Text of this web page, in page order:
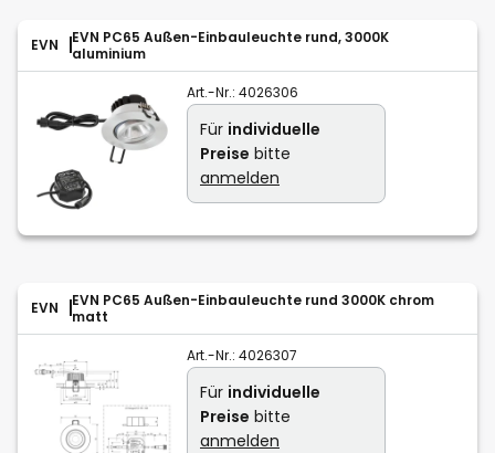
EVN
EVN PC65 Außen-Einbauleuchte rund, 3000K
aluminium
Art.-Nr.: 4026306
Für individuelle
Preise bitte
anmelden
EVN
EVN PC65 Außen-Einbauleuchte rund 3000K chrom
matt
Art.-Nr.: 4026307
Für individuelle
Preise bitte
anmelden